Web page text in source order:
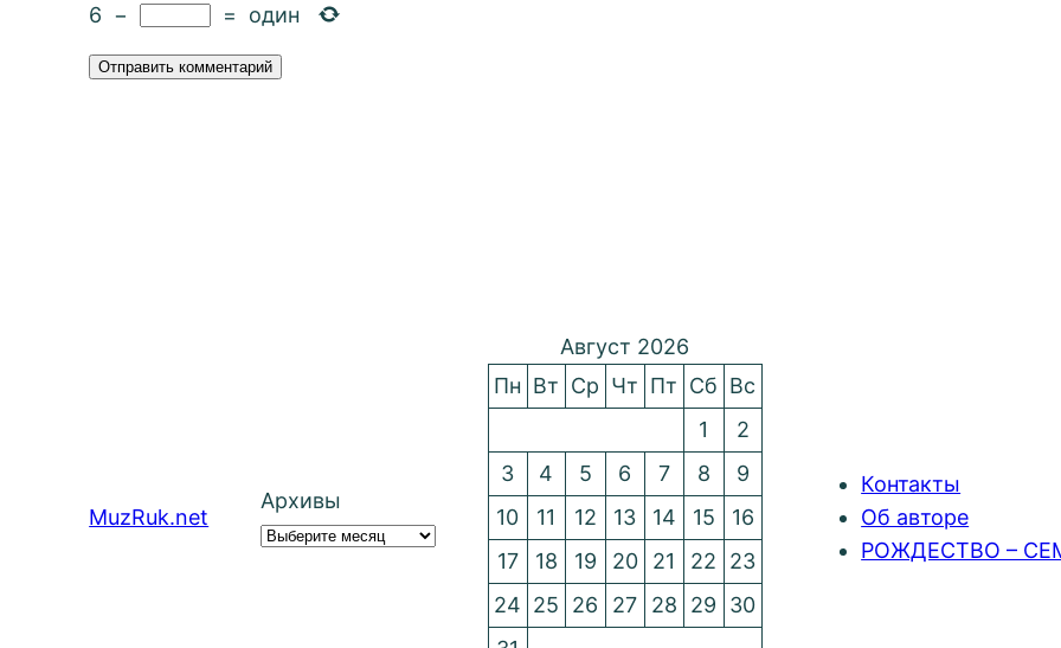
6 − = один
MuzRuk.net
Архивы
Август 2026
Пн Вт Ср Чт Пт Сб Вс
1
2
3
4 5 6 7 8
9
10
11 12 13 14 15
16
17
18 19 20 21 22
23
24 25 26 27 28 29
30
Контакты
Об авторе
РОЖДЕСТВО –